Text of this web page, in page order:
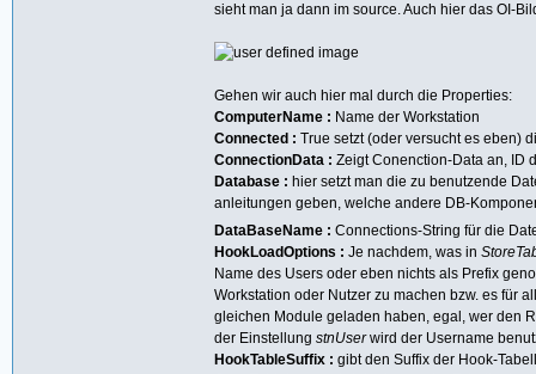
sieht man ja dann im source. Auch hier das OI-
Gehen wir auch hier mal durch die Properties:
ComputerName : Name der Workstation
Connected : True setzt (oder versucht es eben)
ConnectionData : Zeigt Conenction-Data an, ID
Database : hier setzt man die zu benutzende
anleitungen geben, welche andere DB-
DataBaseName : Connections-String für die
HookLoadOptions : Je nachdem, was in
Name des Users oder eben nichts als Prefix
Workstation oder Nutzer zu machen bzw. es für
gleichen Module geladen haben, egal, wer den
der Einstellung stnUserwird der Username
HookTableSuffix : gibt den Suffix der Hook-